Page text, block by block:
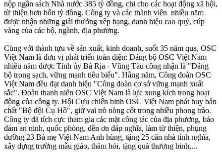
nộp ngân sách Nhà nước 385 tỷ đồng, chi cho các hoạt động xã hội,
từ thiện hơn bốn tỷ đồng. Công ty và các thành viên nhiều năm
được nhận những giải thưởng xếp hạng, danh hiệu cao quý, cúp
vàng của các bộ, ngành, địa phương.
Cùng với thành tựu về sản xuất, kinh doanh, suốt 35 năm qua, OSC
Việt Nam là đơn vị phát triển toàn diện: Ðảng bộ OSC Việt Nam
nhiều năm được Tỉnh ủy Bà Rịa - Vũng Tàu công nhận là "Ðảng
bộ trong sạch, vững mạnh tiêu biểu". Hằng năm, Công đoàn OSC
Việt Nam đều đạt danh hiệu "Công đoàn cơ sở vững mạnh xuất
sắc". Ðoàn thanh niên OSC Việt Nam là lực xung kích trong hoạt
động của công ty. Hội Cựu chiến binh OSC Việt Nam phát huy bản
chất "Bộ đội Cụ Hồ", giữ vai trò nòng cốt trong nhiều phong trào.
Công ty đã tích cực tham gia các mặt công tác của địa phương, bảo
đảm an ninh, quốc phòng, đền ơn đáp nghĩa, làm từ thiện, phụng
dưỡng 23 Bà mẹ Việt Nam Anh hùng, tặng 25 căn nhà tình nghĩa,
xây dựng trường mẫu giáo, thăm hỏi, tặng quà thương binh,...